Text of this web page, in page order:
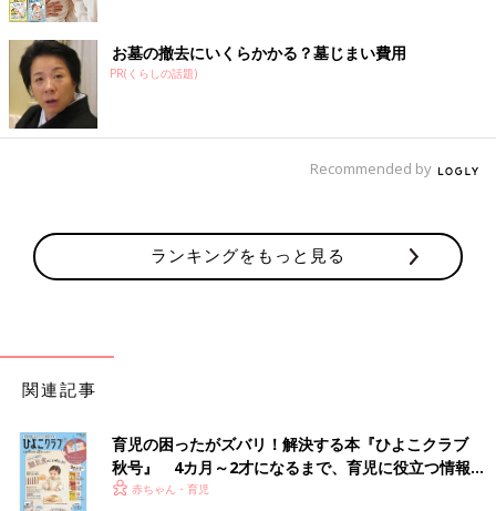
お墓の撤去にいくらかかる？墓じまい費用
PR(くらしの話題)
Recommended by
ランキングをもっと見る
関連記事
育児の困ったがズバリ！解決する本『ひよこクラブ
秋号』 4カ月～2才になるまで、育児に役立つ情報が
いっぱい！
赤ちゃん・育児